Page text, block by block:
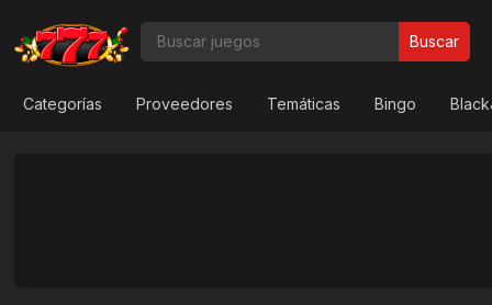
Buscar
Categorías Proveedores Temáticas Bingo